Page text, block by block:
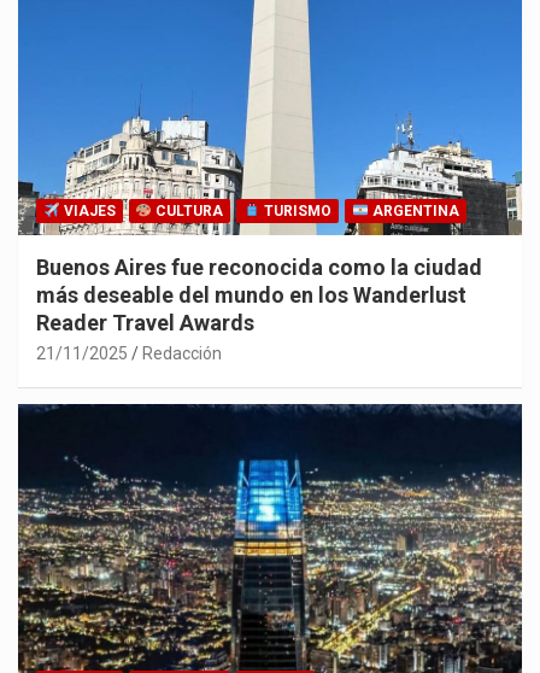
VIAJES CULTURA TURISMO ARGENTINA
Buenos Aires fue reconocida como la ciudad
más deseable del mundo en los Wanderlust
Reader Travel Awards
21/11/2025 Redacción